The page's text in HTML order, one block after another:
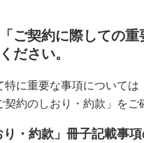
ご契約に際しての
ださい。
特に重要な事項について
約のしおり・約款」を
り・約款」冊子記載事